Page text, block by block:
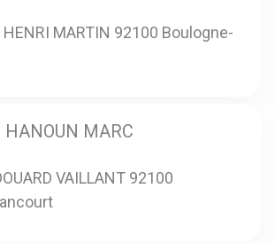
HENRI MARTIN 92100 Boulogne-
MARC
VAILLANT 92100